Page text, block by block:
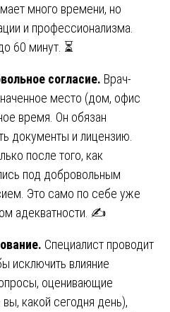
много времени, но
и профессионализма.
60 минут. ⏳
согласие. Врач-
место (дом, офис
время. Он обязан
документы и лицензию.
после того, как
под добровольным
Это само по себе уже
адекватности. ✍️
Специалист проводит
исключить влияние
оценивающие
какой сегодня день),